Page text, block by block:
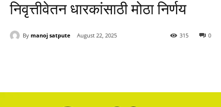
निवृत्तीवेतन धारकांसाठी मोठा निर्णय
By manoj satpute August 22, 2025 0
315